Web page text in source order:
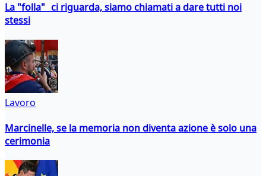
La "folla" ci riguarda, siamo chiamati a dare tutti noi
stessi
Lavoro
Marcinelle, se la memoria non diventa azione è solo una
cerimonia